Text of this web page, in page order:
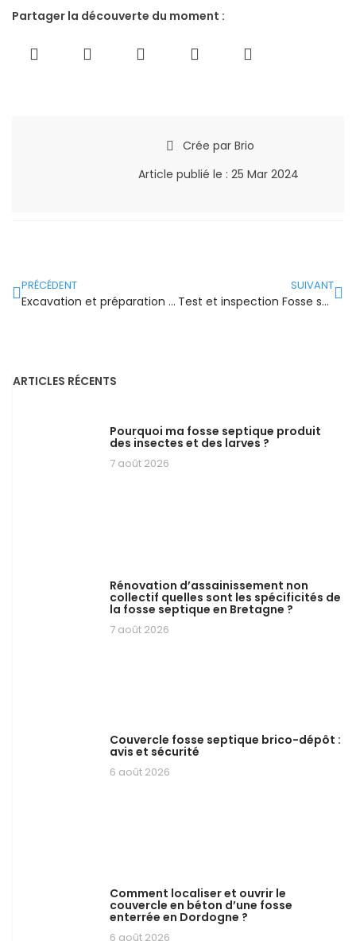
Partager la découverte du moment :
Crée par Brio
Article publié le : 25 Mar 2024
PRÉCÉDENT
Excavation et préparation du site Fosse septique
SUIVANT
Test et inspection Fosse septique
ARTICLES RÉCENTS
Pourquoi ma fosse septique produit
des insectes et des larves ?
7 août 2026
Rénovation d’assainissement non
collectif quelles sont les spécificités de
la fosse septique en Bretagne ?
7 août 2026
Couvercle fosse septique brico-dépôt :
avis et sécurité
6 août 2026
Comment localiser et ouvrir le
couvercle en béton d’une fosse
enterrée en Dordogne ?
6 août 2026